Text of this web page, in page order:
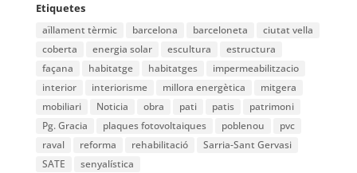
Etiquetes
aïllament tèrmic barcelona barceloneta
ciutat vella
coberta
energia solar escultura
estructura
façana
habitatge habitatges
impermeabilitzacio
interior
interiorisme millora energètica
mitgera
mobiliari
Noticia obra pati patis
patrimoni
Pg. Gracia
plaques fotovoltaiques poblenou
pvc
raval
reforma rehabilitació
Sarria-Sant Gervasi
SATE
senyalística